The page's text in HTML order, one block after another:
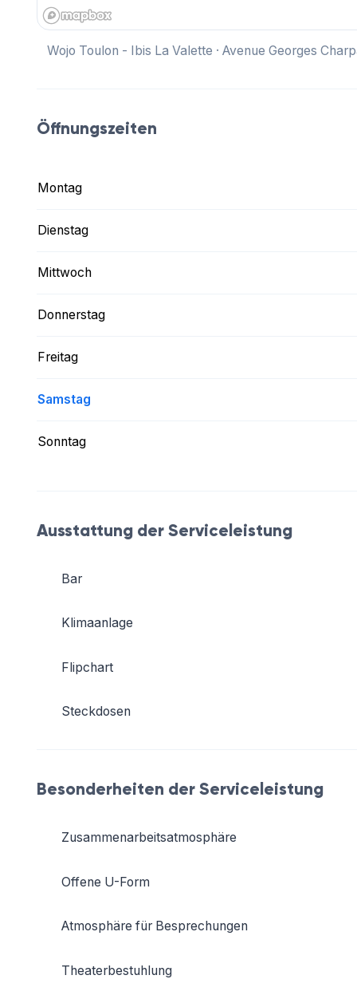
Wojo Toulon - Ibis La Valette · Avenue Georges
Öffnungszeiten
Montag
Dienstag
Mittwoch
Donnerstag
Freitag
Samstag
Sonntag
Ausstattung der Serviceleistung
Bar
Klimaanlage
Flipchart
Steckdosen
Besonderheiten der Serviceleistung
Zusammenarbeitsatmosphäre
Offene U-Form
Atmosphäre für Besprechungen
Theaterbestuhlung